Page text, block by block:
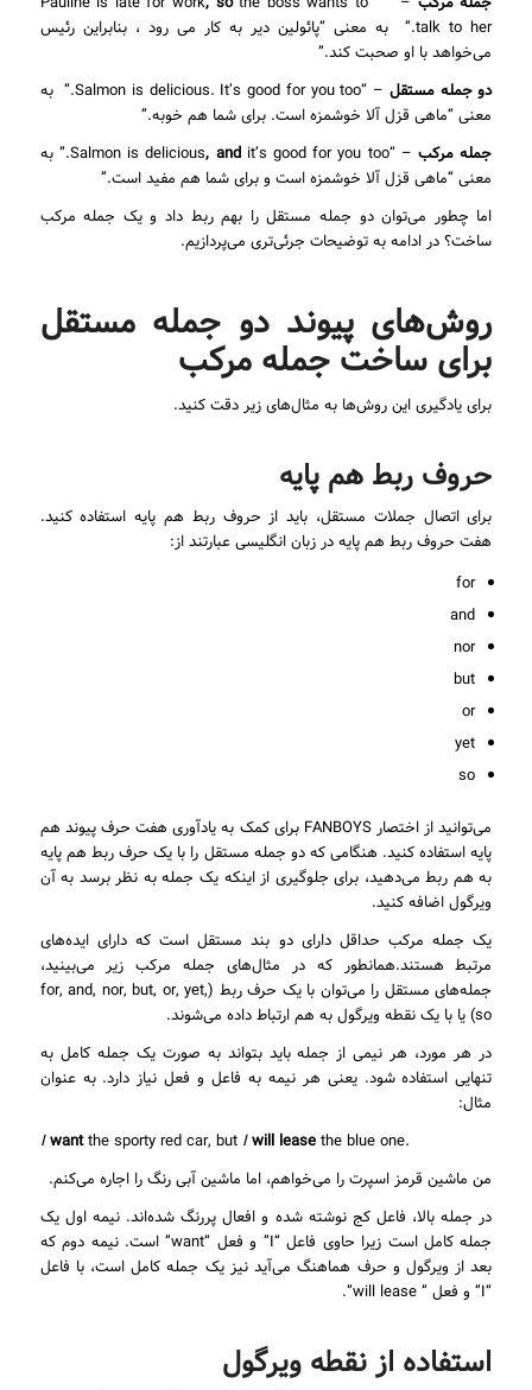
talk to her.” به معنی “پائولین دیر به کار می رود ، بنابراین رئیس
می‌خواهد با او صحبت کند.”
دو جمله مستقل
– “Salmon is delicious. It’s good for you too.” به
معنی “ماهی قزل آلا خوشمزه است. برای شما هم خوبه.”
جمله مرکب – “Salmon is delicious
, and
it’s good for you too.” به
معنی “ماهی قزل آلا خوشمزه است و برای شما هم مفید است.”
اما چطور می‌توان دو جمله مستقل را بهم ربط داد و یک جمله مرکب
ساخت؟ در ادامه به توضیحات جرئی‌تری می‌پردازیم.
روش‌های پیوند دو جمله مستقل
برای ساخت جمله مرکب
برای یادگیری این روش‌ها به مثال‌های زیر دقت کنید.
حروف ربط هم پایه
برای اتصال جملات مستقل، باید از حروف ربط هم پایه استفاده کنید.
هفت حروف ربط هم پایه در زبان انگلیسی عبارتند از:
for
and
nor
but
or
yet
so
می‌توانید از اختصار FANBOYS برای کمک به یادآوری هفت حرف پیوند هم
پایه استفاده کنید. هنگامی که دو جمله مستقل را با یک حرف ربط هم پایه
به هم ربط می‌دهید، برای جلوگیری از اینکه یک جمله به نظر برسد به آن
ویرگول اضافه کنید.
یک جمله مرکب حداقل دارای دو بند مستقل است که دارای ایده‌های
مرتبط هستند.همانطور که در مثال‌های جمله مرکب زیر می‌بینید،
جمله‌های مستقل را می‌توان با یک حرف ربط (for, and, nor, but, or, yet,
so) یا با یک نقطه ویرگول به هم ارتباط داده می‌شوند.
در هر مورد، هر نیمی از جمله باید بتواند به صورت یک جمله کامل به
تنهایی استفاده شود. یعنی هر نیمه به فاعل و فعل نیاز دارد. به عنوان
مثال:
.I
wantthe sporty red car, but Iwill leasethe blue one
من ماشین قرمز اسپرت را می‌خواهم، اما ماشین آبی رنگ را اجاره می‌کنم.
در جمله بالا، فاعل کج نوشته شده و افعال پررنگ شده‌اند. نیمه اول یک
جمله کامل است زیرا حاوی فاعل “I” و فعل “want” است. نیمه دوم که
بعد از ویرگول و حرف هماهنگ می‌آید نیز یک جمله کامل است، با فاعل
“I” و فعل ” will lease”.
استفاده از نقطه ویرگول